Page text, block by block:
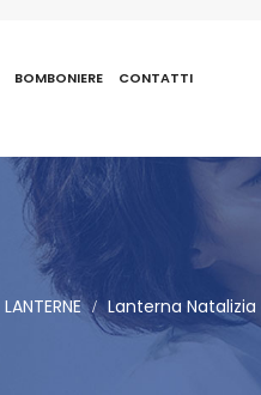
BOMBONIERE CONTATTI
LANTERNE Lanterna